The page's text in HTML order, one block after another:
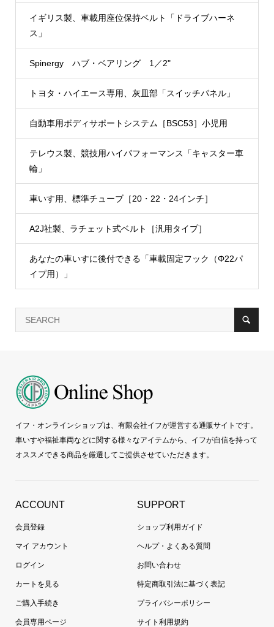
イギリス製、車載用座位保持ベルト「ドライブハーネ
ス」
Spinergy ハブ・ベアリング 1／2"
トヨタ・ハイエース専用、灰皿部「スイッチパネル」
自動車用ボディサポートシステム［BSC53］小児用
テレウス製、競技用ハイパフォーマンス「キャスター車
輪」
車いす用、標準チューブ［20・22・24インチ］
A2J社製、ラチェット式ベルト［汎用タイプ］
あなたの車いすに後付できる「車載固定フック（Φ22パ
イプ用）」
イフ・オンラインショップは、有限会社イフが運営する通販サイトです。
車いすや福祉車両などに関する様々なアイテムから、イフが自信を持って
オススメできる商品を厳選してご提供させていただきます。
ACCOUNT
会員登録
マイ アカウント
ログイン
カートを見る
ご購入手続き
会員専用ページ
SUPPORT
ショップ利用ガイド
ヘルプ・よくある質問
お問い合わせ
特定商取引法に基づく表記
プライバシーポリシー
サイト利用規約